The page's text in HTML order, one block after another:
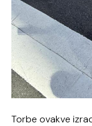
Torbe ovakve